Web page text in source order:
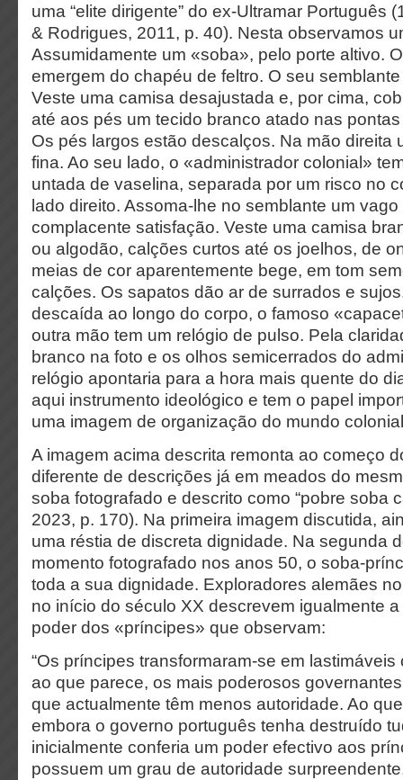
uma “elite dirigente” do ex-Ultramar Português
& Rodrigues, 2011, p. 40). Nesta observamos
Assumidamente um «soba», pelo porte altivo.
emergem do chapéu de feltro. O seu
Veste uma camisa desajustada e, por cima,
até aos pés um tecido branco atado nas
Os pés largos estão descalços. Na mão direita
fina. Ao seu lado, o «administrador colonial»
untada de vaselina, separada por um risco no
lado direito. Assoma-lhe no semblante um
complacente satisfação. Veste uma camisa
ou algodão, calções curtos até os joelhos, de
meias de cor aparentemente bege, em tom
calções. Os sapatos dão ar de surrados e
descaída ao longo do corpo, o famoso
outra mão tem um relógio de pulso. Pela
branco na foto e os olhos semicerrados do
relógio apontaria para a hora mais quente do
aqui instrumento ideológico e tem o papel
uma imagem de organização do mundo
A imagem acima descrita remonta ao começo
diferente de descrições já em meados do
soba fotografado e descrito como “pobre soba
2023, p. 170). Na primeira imagem discutida,
uma réstia de discreta dignidade. Na segunda
momento fotografado nos anos 50, o soba-
toda a sua dignidade. Exploradores alemães
no início do século XX descrevem igualmente
poder dos «príncipes» que observam:
“Os príncipes transformaram-se em
ao que parece, os mais poderosos
que actualmente têm menos autoridade. Ao
embora o governo português tenha destruído
inicialmente conferia um poder efectivo aos
possuem um grau de autoridade